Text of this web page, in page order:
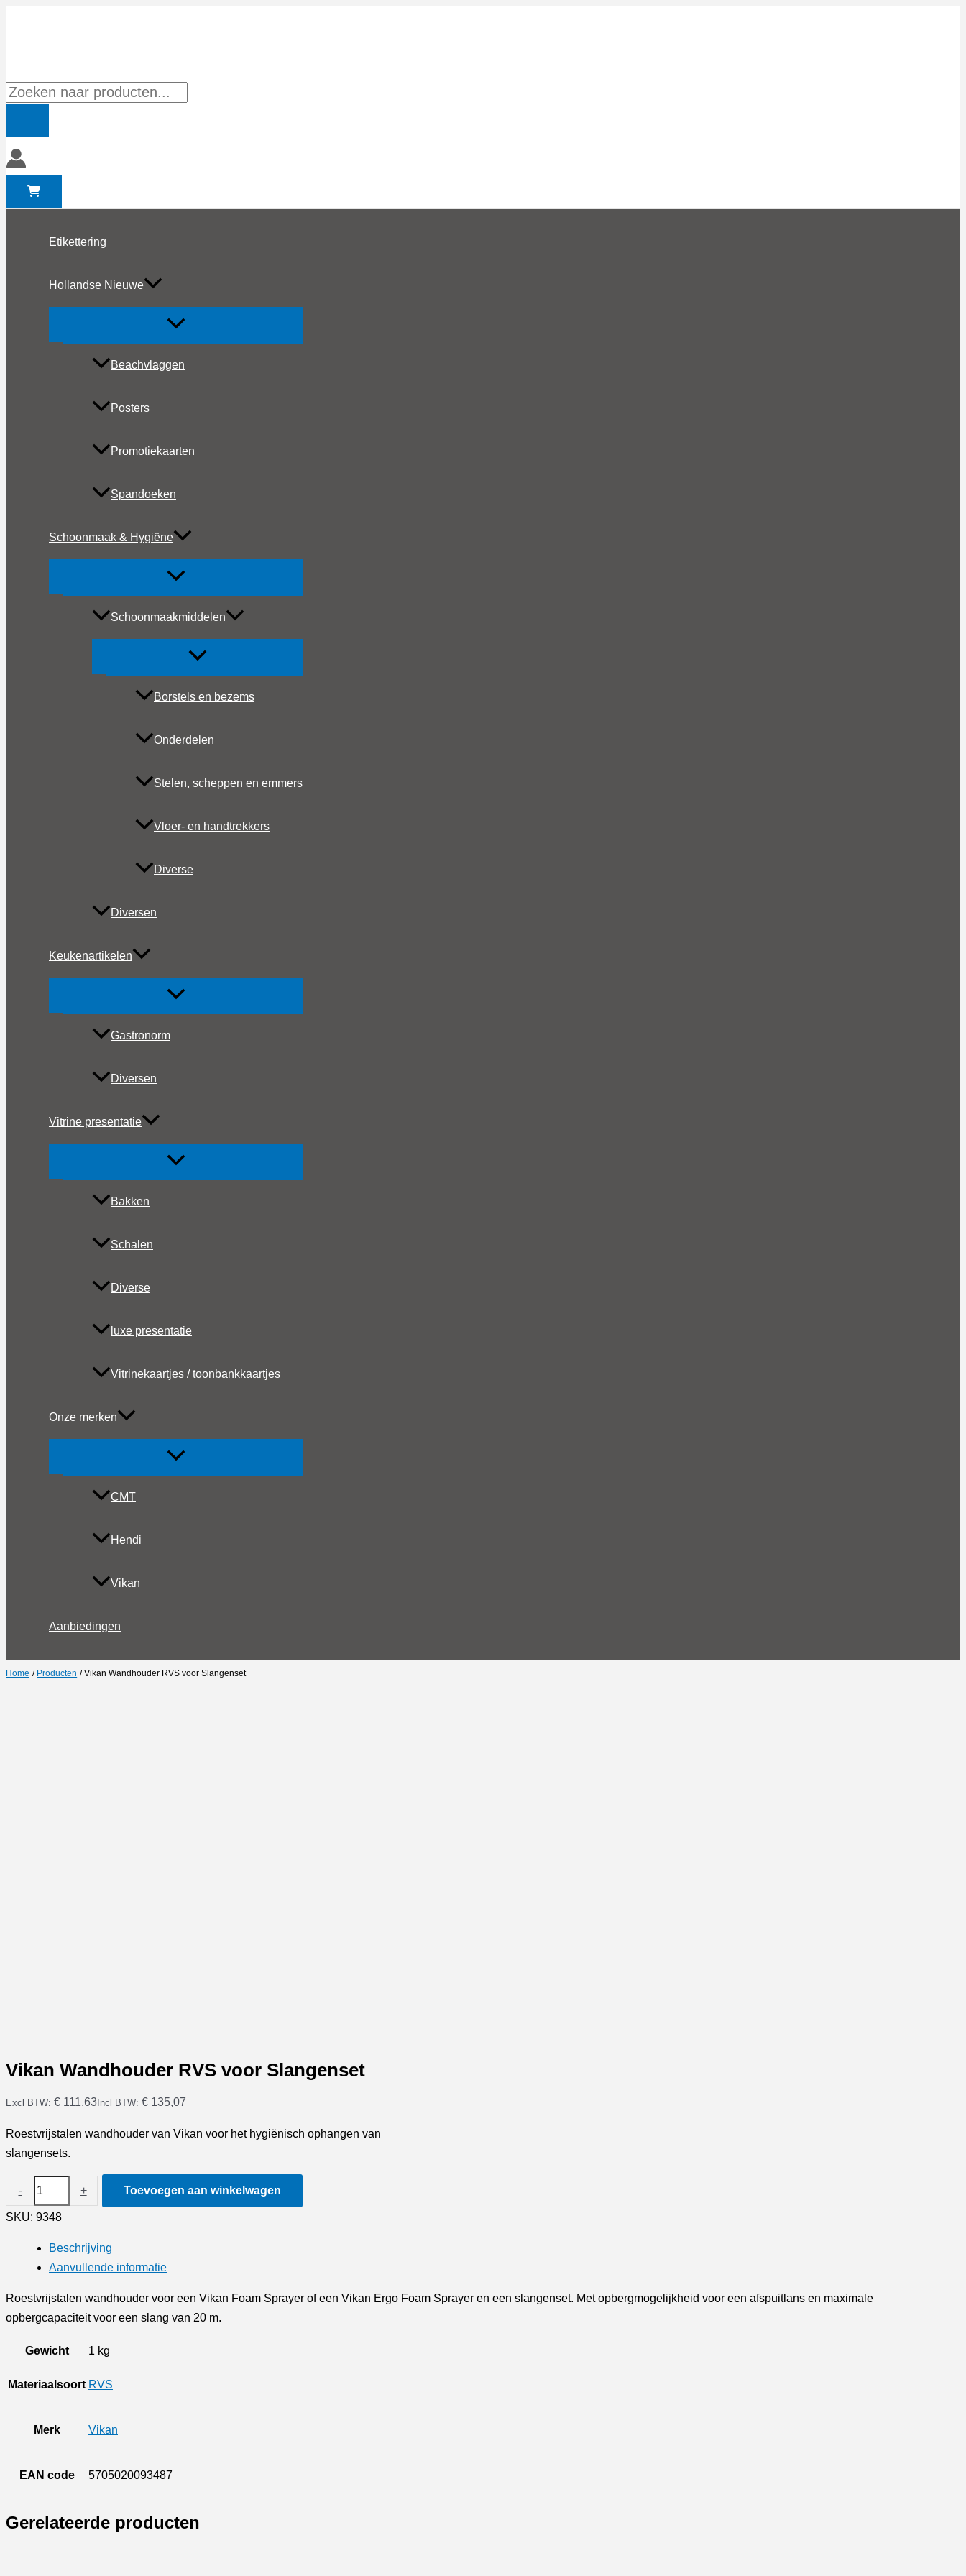
Producten
Etikettering
Hollandse Nieuwe
Beachvlaggen
Posters
Promotiekaarten
Spandoeken
Schoonmaak & Hygiëne
Schoonmaakmiddelen
Borstels en bezems
Onderdelen
Stelen, scheppen en emmers
Vloer- en handtrekkers
Diverse
Diversen
Keukenartikelen
Gastronorm
Diversen
Vitrine presentatie
Bakken
Schalen
Diverse
luxe presentatie
Vitrinekaartjes / toonbankkaartjes
Onze merken
CMT
Hendi
Vikan
Aanbiedingen
Home Producten Vikan Wandhouder RVS voor Slangenset
Vikan Wandhouder RVS voor Slangenset
Excl BTW: € 111,63 Incl BTW: € 135,07
Roestvrijstalen wandhouder van Vikan voor het hygiënisch ophangen van
slangensets.
-
Wandhouder
RVS
Slangenset
+ Toevoegen aan winkelwagen
SKU: 9348
Beschrijving
Aanvullende informatie
Roestvrijstalen wandhouder voor een Vikan Foam Sprayer of een Vikan Ergo Foam Sprayer en een slangenset. Met opbergmogelijkheid voor een afspuitlans en maximale
opbergcapaciteit voor een slang van 20 m.
Gewicht 1 kg
Materiaalsoort RVS
Merk Vikan
EAN code 5705020093487
Gerelateerde producten